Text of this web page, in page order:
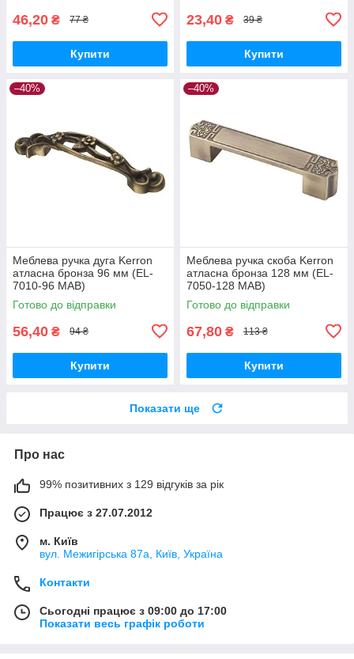
46,20 ₴ 77 ₴
Купити
23,40 ₴ 39 ₴
Купити
–40%
Меблева ручка дуга Kerron
атласна бронза 96 мм (EL-
7010-96 MAB)
Готово до відправки
56,40 ₴ 94 ₴
Купити
–40%
Меблева ручка скоба Kerron
атласна бронза 128 мм (EL-
7050-128 MAB)
Готово до відправки
67,80 ₴ 113 ₴
Купити
Показати ще
Про нас
99% позитивних з 129 відгуків за рік
Працює з 27.07.2012
м. Київ
вул. Межигірська 87а, Київ, Україна
Контакти
Сьогодні працює з 09:00 до 17:00
Показати весь графік роботи